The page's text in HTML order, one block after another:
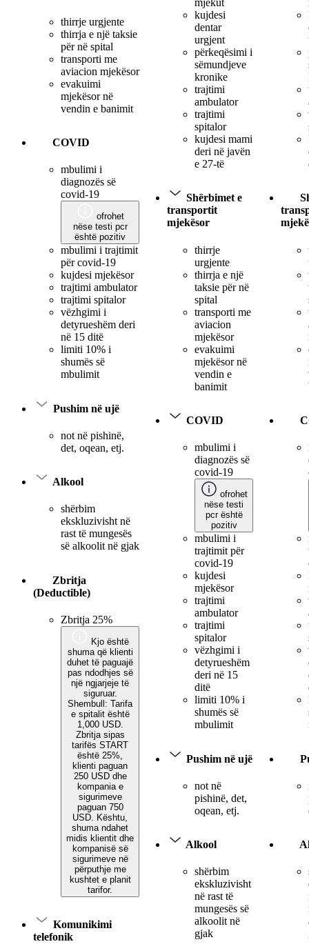
thirrje urgjente
thirrja e një taksie
për në spital
transporti me
aviacion mjekësor
evakuimi
mjekësor në
vendin e banimit
COVID
mbulimi i
diagnozës së
covid-19
ofrohet
nëse testi pcr
është pozitiv
mbulimi i trajtimit
për covid-19
kujdesi mjekësor
trajtimi ambulator
trajtimi spitalor
vëzhgimi i
detyrueshëm deri
në 15 ditë
limiti 10% i
shumës së
mbulimit
Pushim në ujë
not në pishinë,
det, oqean, etj.
Alkool
shërbim
ekskluzivisht në
rast të mungesës
së alkoolit në gjak
Zbritja
(Deductible)
Zbritja 25%
Kjo është
shuma që klienti
duhet të paguajë
pas ndodhjes së
një ngjarjeje të
siguruar.
Shembull: Tarifa
e spitalit është
1,000 USD.
Zbritja sipas
tarifës START
është 25%,
klienti paguan
250 USD dhe
kompania e
sigurimeve
paguan 750
USD. Kështu,
shuma ndahet
midis klientit dhe
kompanisë së
sigurimeve në
përputhje me
kushtet e planit
tarifor.
Komunikimi
telefonik
mjekut
kujdesi
dentar
urgjent
përkeqësimi i
sëmundjeve
kronike
trajtimi
ambulator
trajtimi
spitalor
kujdesi mami
deri në javën
e 27-të
Shërbimet e
transportit
mjekësor
thirrje
urgjente
thirrja e një
taksie për në
spital
transporti me
aviacion
mjekësor
evakuimi
mjekësor në
vendin e
banimit
COVID
mbulimi i
diagnozës së
covid-19
ofrohet
nëse testi
pcr është
pozitiv
mbulimi i
trajtimit për
covid-19
kujdesi
mjekësor
trajtimi
ambulator
trajtimi
spitalor
vëzhgimi i
detyrueshëm
deri në 15
ditë
limiti 10% i
shumës së
mbulimit
Pushim në ujë
not në
pishinë, det,
oqean, etj.
Alkool
shërbim
ekskluzivisht
në rast të
mungesës së
alkoolit në
gjak